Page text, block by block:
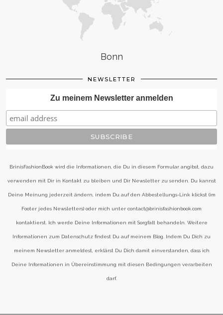
Bonn
NEWSLETTER
Zu meinem Newsletter anmelden
BrinisFashionBook wird die Informationen, die Du in diesem Formular angibst, dazu
verwenden mit Dir in Kontakt zu bleiben und Dir Newsletter zu senden. Du kannst
Deine Meinung jederzeit ändern, indem Du auf den Abbestellungs-Link klickst (im
Footer jedes Newsletters) oder mich unter contact@brinisfashionbook.com
kontaktierst. Ich werde Deine Informationen mit Sorgfalt behandeln. Weitere
Informationen zum Datenschutz findest Du auf meinem Blog. Indem Du Dich zu
meinem Newsletter anmeldest, erklärst Du Dich damit einverstanden, dass ich
Deine Informationen in Übereinstimmung mit diesen Bedingungen verarbeiten
darf.